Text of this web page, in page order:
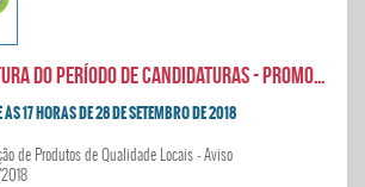
Anúncio de abertura do período de candidaturas - Promoção de Produtos de Qualidade Locais
17 HORAS DE 28 DE SETEMBRO DE 2018
de Produtos de Qualidade Locais - Aviso